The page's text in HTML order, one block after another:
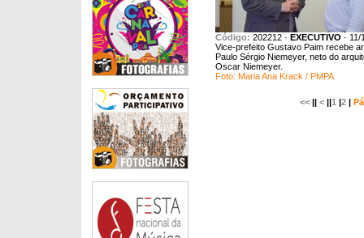
Código: 202212 - EXECUTIVO - 11/
Vice-prefeito Gustavo Paim recebe
Paulo Sérgio Niemeyer, neto do
Oscar Niemeyer.
Foto: Maria Ana Krack / PMPA
<< ||< ||1 |2 |